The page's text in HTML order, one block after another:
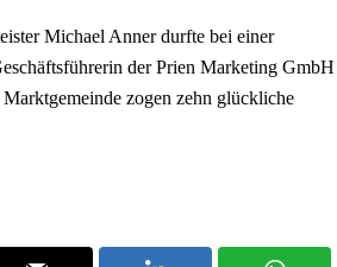
Michael Anner durfte bei einer
der Prien Marketing GmbH
zogen zehn glückliche